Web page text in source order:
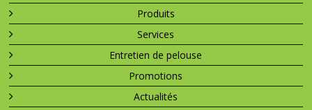
Produits
Services
Entretien de pelouse
Promotions
Actualités